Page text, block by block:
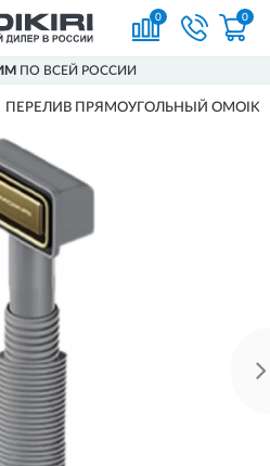
0 0
ПО ВСЕЙ РОССИИ
ПЕРЕЛИВ ПРЯМОУГОЛЬНЫЙ